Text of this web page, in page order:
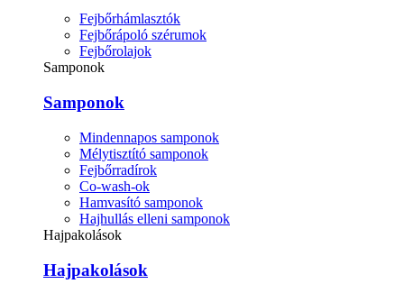
Fejbőrhámlasztók
Fejbőrápoló szérumok
Fejbőrolajok
Samponok
Samponok
Mindennapos samponok
Mélytisztító samponok
Fejbőrradírok
Co-wash-ok
Hamvasító samponok
Hajhullás elleni samponok
Hajpakolások
Hajpakolások